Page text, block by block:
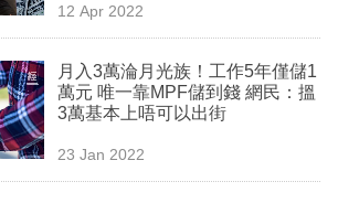
12 Apr 2022
月入3萬淪月光族！工作5年僅儲1
萬元 唯一靠MPF儲到錢 網民：搵
3萬基本上唔可以出街
23 Jan 2022